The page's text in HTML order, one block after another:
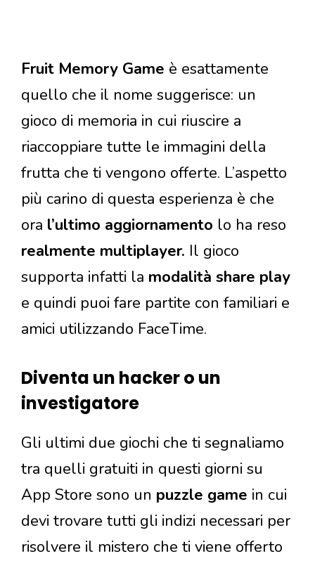
Fruit Memory Game è esattamente
quello che il nome suggerisce: un
gioco di memoria in cui riuscire a
riaccoppiare tutte le immagini della
frutta che ti vengono offerte. L’aspetto
più carino di questa esperienza è che
ora l’ultimo aggiornamento lo ha reso
realmente multiplayer. Il gioco
supporta infatti la modalità share play
e quindi puoi fare partite con familiari e
amici utilizzando FaceTime.
Diventa un hacker o un
investigatore
Gli ultimi due giochi che ti segnaliamo
tra quelli gratuiti in questi giorni su
App Store sono un puzzle game in cui
devi trovare tutti gli indizi necessari per
risolvere il mistero che ti viene offerto